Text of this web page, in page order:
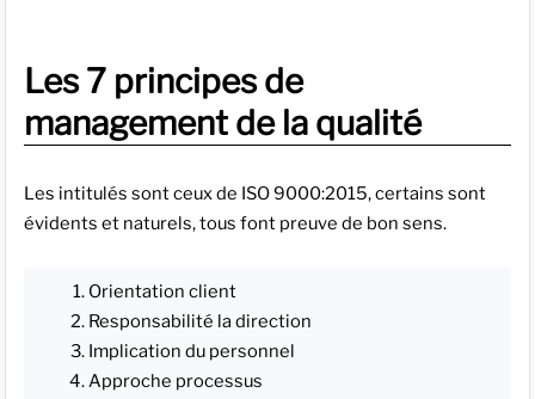
Les 7 principes de
management de la qualité
Les intitulés sont ceux de ISO 9000:2015, certains sont
évidents et naturels, tous font preuve de bon sens.
Orientation client
Responsabilité la direction
Implication du personnel
Approche processus